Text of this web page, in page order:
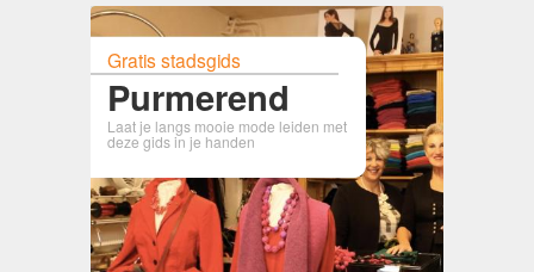
Gratis stadsgids
Purmerend
Laat je langs mooie mode leiden met
deze gids in je handen